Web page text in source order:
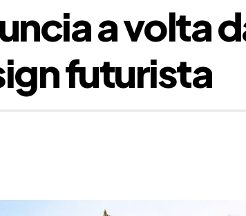
a volta
futurista